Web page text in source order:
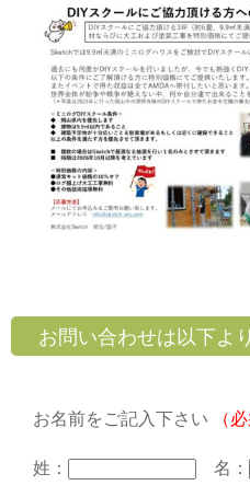
お問い合わせは以下よ
お名前をご記入下さい （
姓： 名：